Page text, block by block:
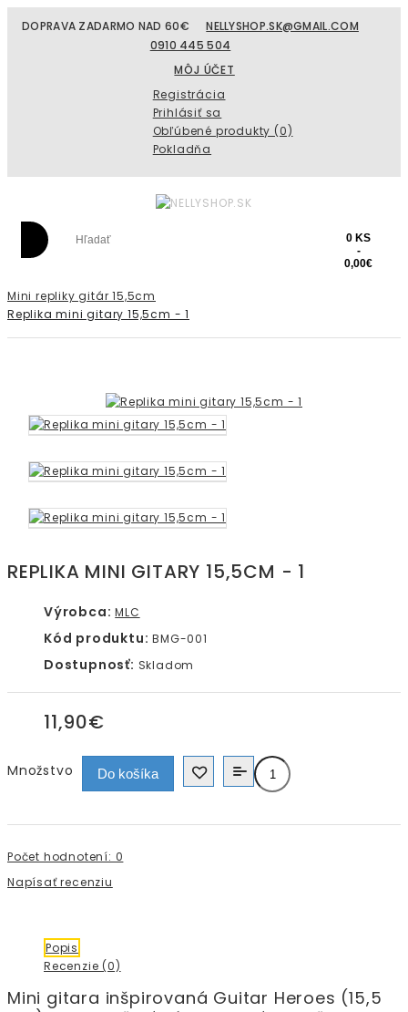
DOPRAVA ZADARMO NAD 60€
NELLYSHOP.SK@GMAIL.COM
0910 445 504
MÔJ ÚČET
Registrácia
Prihlásiť sa
Obľúbené produkty (0)
Pokladňa
0 KS
-
0,00€
Mini repliky gitár 15,5cm
Replika mini gitary 15,5cm - 1
REPLIKA MINI GITARY 15,5CM - 1
Výrobca: MLC
Kód produktu: BMG-001
Dostupnosť: Skladom
11,90€
Množstvo Do košíka
Počet hodnotení: 0
Napísať recenziu
Popis
Recenzie (0)
Mini gitara inšpirovaná Guitar Heroes (15,5